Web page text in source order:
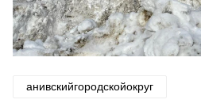
анивскийгородскойокруг